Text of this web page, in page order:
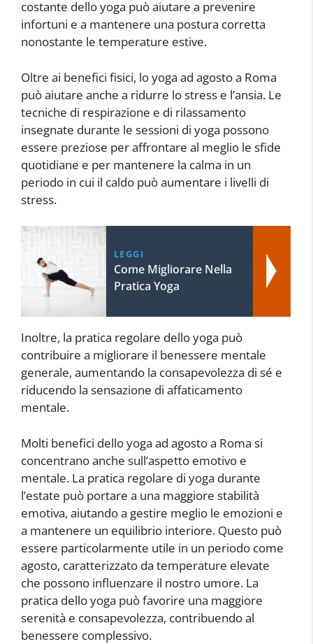
costante dello yoga può aiutare a prevenire
infortuni e a mantenere una postura corretta
nonostante le temperature estive.
Oltre ai benefici fisici, lo yoga ad agosto a Roma
può aiutare anche a ridurre lo stress e l’ansia. Le
tecniche di respirazione e di rilassamento
insegnate durante le sessioni di yoga possono
essere preziose per affrontare al meglio le sfide
quotidiane e per mantenere la calma in un
periodo in cui il caldo può aumentare i livelli di
stress.
LEGGI
Come Migliorare Nella
Pratica Yoga
Inoltre, la pratica regolare dello yoga può
contribuire a migliorare il benessere mentale
generale, aumentando la consapevolezza di sé e
riducendo la sensazione di affaticamento
mentale.
Molti benefici dello yoga ad agosto a Roma si
concentrano anche sull’aspetto emotivo e
mentale. La pratica regolare di yoga durante
l’estate può portare a una maggiore stabilità
emotiva, aiutando a gestire meglio le emozioni e
a mantenere un equilibrio interiore. Questo può
essere particolarmente utile in un periodo come
agosto, caratterizzato da temperature elevate
che possono influenzare il nostro umore. La
pratica dello yoga può favorire una maggiore
serenità e consapevolezza, contribuendo al
benessere complessivo.